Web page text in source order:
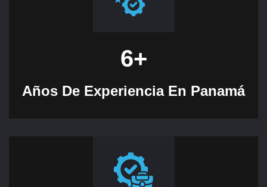
6+
Años De Experiencia En Panamá